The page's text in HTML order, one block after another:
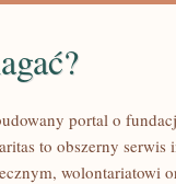
portal o
to obszerny
wolontariatowi